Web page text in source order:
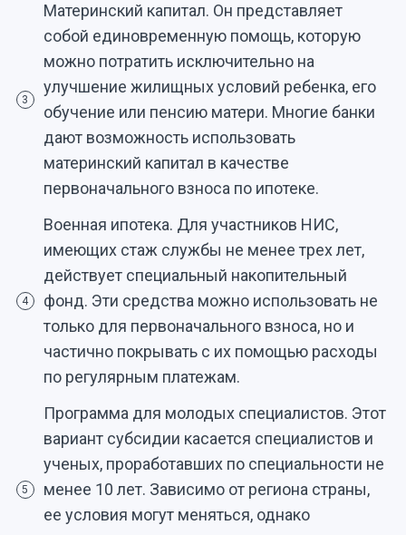
3
Материнский капитал. Он представляет
собой единовременную помощь, которую
можно потратить исключительно на
улучшение жилищных условий ребенка, его
обучение или пенсию матери. Многие банки
дают возможность использовать
материнский капитал в качестве
первоначального взноса по ипотеке.
4
Военная ипотека. Для участников НИС,
имеющих стаж службы не менее трех лет,
действует специальный накопительный
фонд. Эти средства можно использовать не
только для первоначального взноса, но и
частично покрывать с их помощью расходы
по регулярным платежам.
5
Программа для молодых специалистов. Этот
вариант субсидии касается специалистов и
ученых, проработавших по специальности не
менее 10 лет. Зависимо от региона страны,
ее условия могут меняться, однако